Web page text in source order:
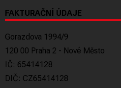
FAKTURAČNÍ ÚDAJE
Gorazdova 1994/9
120 00 Praha 2 - Nové Město
IČ: 65414128
DIČ: CZ65414128